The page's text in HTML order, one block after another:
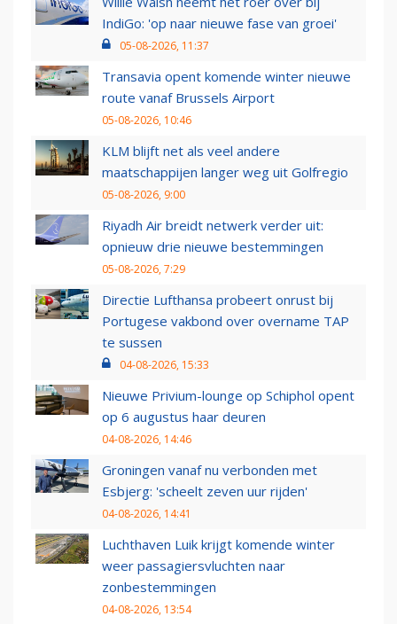
IndiGo: 'op naar nieuwe fase van groei'
05-08-2026, 11:37
Transavia opent komende winter nieuwe
route vanaf Brussels Airport
05-08-2026, 10:46
KLM blijft net als veel andere
maatschappijen langer weg uit Golfregio
05-08-2026, 9:00
Riyadh Air breidt netwerk verder uit:
opnieuw drie nieuwe bestemmingen
05-08-2026, 7:29
Directie Lufthansa probeert onrust bij
Portugese vakbond over overname TAP
te sussen
04-08-2026, 15:33
Nieuwe Privium-lounge op Schiphol opent
op 6 augustus haar deuren
04-08-2026, 14:46
Groningen vanaf nu verbonden met
Esbjerg: 'scheelt zeven uur rijden'
04-08-2026, 14:41
Luchthaven Luik krijgt komende winter
weer passagiersvluchten naar
zonbestemmingen
04-08-2026, 13:54